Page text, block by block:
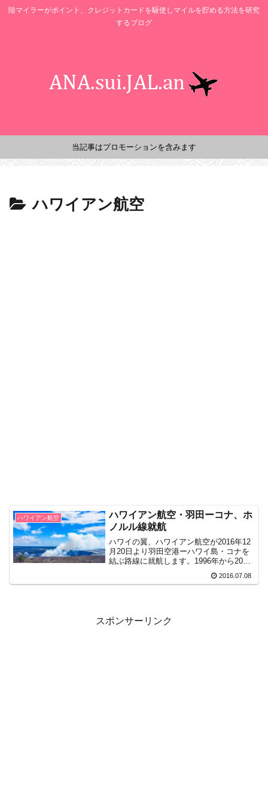
陸マイラーがポイント、クレジットカードを駆使しマイルを貯める方法を研究
するブログ
当記事はプロモーションを含みます
ハワイアン航空
ハワイアン航空
ハワイアン航空・羽田ーコナ、ホ
ノルル線就航
ハワイの翼、ハワイアン航空が2016年12
月20日より羽田空港ーハワイ島・コナを
結ぶ路線に就航します。1996年から2010
直行便を飛ばしていました（復路はオア
2016.07.08
スポンサーリンク